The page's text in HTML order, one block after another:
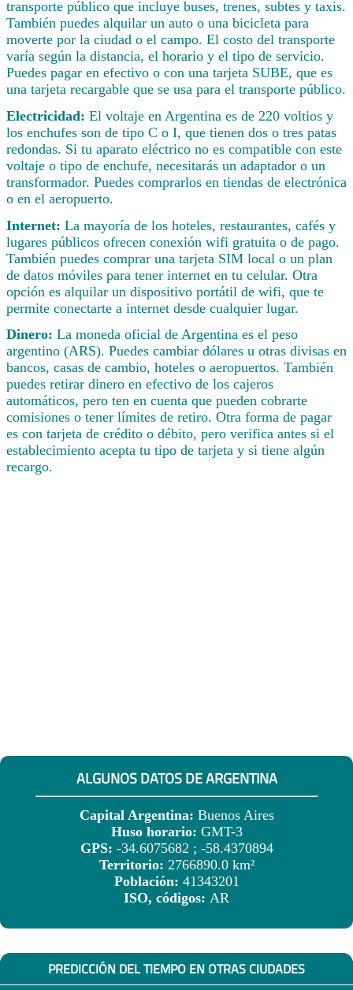
transporte público que incluye buses, trenes, subtes y taxis.
También puedes alquilar un auto o una bicicleta para
moverte por la ciudad o el campo. El costo del transporte
varía según la distancia, el horario y el tipo de servicio.
Puedes pagar en efectivo o con una tarjeta SUBE, que es
una tarjeta recargable que se usa para el transporte público.
Electricidad: El voltaje en Argentina es de 220 voltios y
los enchufes son de tipo C o I, que tienen dos o tres patas
redondas. Si tu aparato eléctrico no es compatible con este
voltaje o tipo de enchufe, necesitarás un adaptador o un
transformador. Puedes comprarlos en tiendas de electrónica
o en el aeropuerto.
Internet: La mayoría de los hoteles, restaurantes, cafés y
lugares públicos ofrecen conexión wifi gratuita o de pago.
También puedes comprar una tarjeta SIM local o un plan
de datos móviles para tener internet en tu celular. Otra
opción es alquilar un dispositivo portátil de wifi, que te
permite conectarte a internet desde cualquier lugar.
Dinero: La moneda oficial de Argentina es el peso
argentino (ARS). Puedes cambiar dólares u otras divisas en
bancos, casas de cambio, hoteles o aeropuertos. También
puedes retirar dinero en efectivo de los cajeros
automáticos, pero ten en cuenta que pueden cobrarte
comisiones o tener límites de retiro. Otra forma de pagar
es con tarjeta de crédito o débito, pero verifica antes si el
establecimiento acepta tu tipo de tarjeta y si tiene algún
recargo.
ALGUNOS DATOS DE ARGENTINA
Capital Argentina: Buenos Aires
Huso horario: GMT-3
GPS: -34.6075682 ; -58.4370894
Territorio: 2766890.0 km²
Población: 41343201
ISO, códigos: AR
PREDICCIÓN DEL TIEMPO EN OTRAS CIUDADES